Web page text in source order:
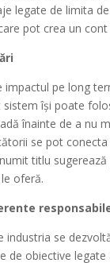
legate de limita
pot crea un cont
impactul pe long
își poate
înainte de a nu
se pot
titlu sugerează
oferă.
industria se
de obiective legate